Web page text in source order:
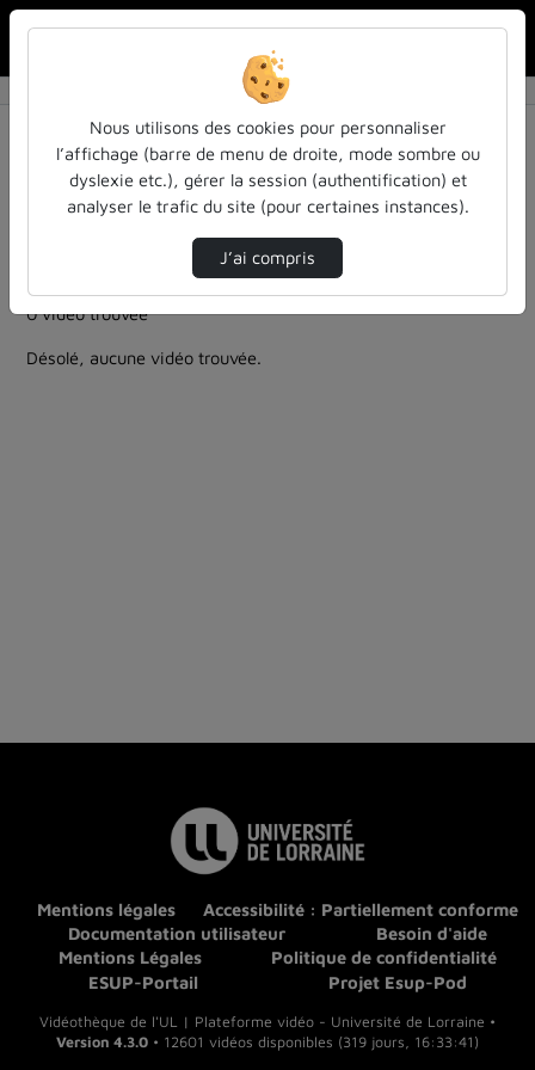
Résultats de la recherche
Filtres actifs (cliquer pour en retirer) :
culture-sciences-et-societe
Français
cycle-sciences-et-societe-iecl
informatique-traitement-des-donnees
0 vidéo trouvée
Désolé, aucune vidéo trouvée.
Mentions légales
Accessibilité : Partiellement conforme
Documentation utilisateur
Besoin d'aide
Mentions Légales
Politique de confidentialité
ESUP-Portail
Projet Esup-Pod
Vidéothèque de l'UL | Plateforme vidéo - Université de Lorraine •
Version 4.3.0 • 12601 vidéos disponibles (319 jours, 16:33:41)
Nous utilisons des cookies pour personnaliser
l’affichage (barre de menu de droite, mode sombre ou
dyslexie etc.), gérer la session (authentification) et
analyser le trafic du site (pour certaines instances).
J’ai compris